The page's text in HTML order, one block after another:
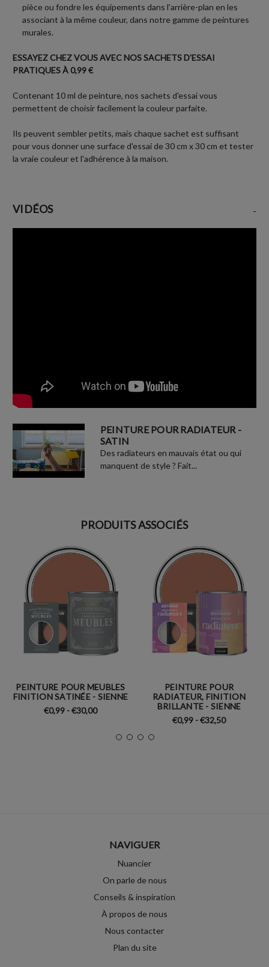
pièce ou fondre les équipements dans l'arrière-plan en les
associant à la même couleur, dans notre gamme de peintures
murales.
ESSAYEZ CHEZ VOUS AVEC NOS SACHETS D'ESSAI
PRATIQUES À 0,99 €
Contenant 10 ml de peinture, nos sachets d'essai vous
permettent de choisir facilement la couleur parfaite.
Ils peuvent sembler petits, mais chaque sachet est suffisant
pour vous donner une surface d'essai de 30 cm x 30 cm et tester
la vraie couleur et l'adhérence à la maison.
VIDÉOS -
PEINTURE POUR RADIATEUR -
SATIN
Des radiateurs en mauvais état ou qui
manquent de style ? Fait...
PRODUITS ASSOCIÉS
PEINTURE POUR MEUBLES
FINITION SATINÉE - SIENNE
€0,99 - €30,00
PEINTURE POUR
RADIATEUR, FINITION
BRILLANTE - SIENNE
€0,99 - €32,50
NAVIGUER
Nuancier
On parle de nous
Conseils & inspiration
À propos de nous
Nous contacter
Plan du site